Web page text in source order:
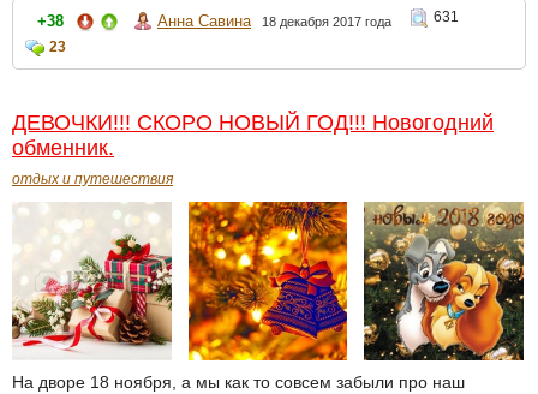
+38 Анна Савина 18 декабря 2017 года
631
23
ДЕВОЧКИ!!! СКОРО НОВЫЙ ГОД!!! Новогодний
обменник.
отдых и путешествия
На дворе 18 ноября, а мы как то совсем забыли про наш